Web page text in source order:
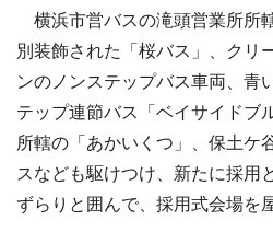
横浜市営バスの滝頭営業所所
別装飾された「桜バス」、クリ
ンのノンステップバス車両、青
テップ連節バス「ベイサイドブ
所轄の「あかいくつ」、保土ケ
スなども駆けつけ、新たに採用
ずらりと囲んで、採用式会場を